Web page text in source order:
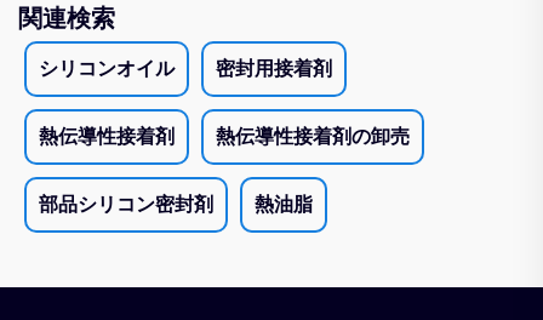
関連検索
シリコンオイル 密封用接着剤
熱伝導性接着剤 熱伝導性接着剤の卸売
部品シリコン密封剤 熱油脂